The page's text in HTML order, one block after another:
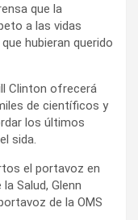
que la
a las vidas
hubieran querido
Clinton ofrecerá
de científicos y
los últimos
sida.
el portavoz en
Salud, Glenn
de la OMS